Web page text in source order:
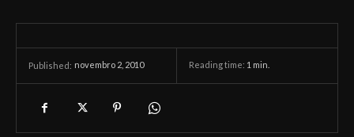
Published: novembro 2, 2010 Reading time: 1 min.